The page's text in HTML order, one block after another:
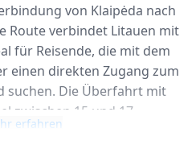
von Klaipėda nach
Route verbindet Litauen mit
für Reisende, die mit dem
einen direkten Zugang zum
suchen. Die Überfahrt mit
zwischen 15 und 17
um die
erfahren